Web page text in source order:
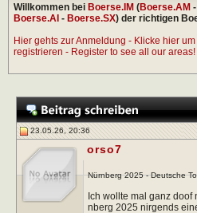
Willkommen bei Boerse.IM (Boerse.AM -
Boerse.AI - Boerse.SX) der richtigen
Hier gehts zur Anmeldung - Klicke hier
registrieren - Register to see all our areas!
23.05.26, 20:36
orso7
Nürnberg 2025 - Deutsche
Ich wollte mal ganz doof
nberg 2025 nirgends